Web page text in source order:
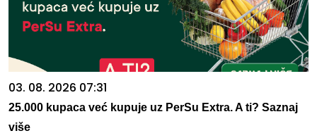
03. 08. 2026 07:31
25.000 kupaca već kupuje uz PerSu Extra. A ti? Saznaj
više